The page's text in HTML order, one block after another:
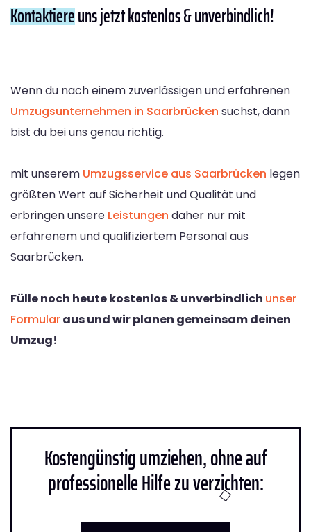
Kontaktiereuns jetzt kostenlos & unverbindlich!
Wenn du nach einem zuverlässigen und erfahrenen
Umzugsunternehmen in Saarbrücken suchst, dann
bist du bei uns genau richtig.
mit unserem Umzugsservice aus Saarbrücken legen
größten Wert auf Sicherheit und Qualität und
erbringen unsere Leistungen daher nur mit
erfahrenem und qualifiziertem Personal aus
Saarbrücken.
Fülle noch heute kostenlos & unverbindlich unser
Formularaus und wir planen gemeinsam deinen
Umzug!
Kostengünstig umziehen, ohne auf
professionelle Hilfe zu verzichten: